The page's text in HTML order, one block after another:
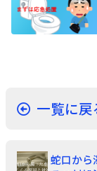
一覧に戻
蛇口から